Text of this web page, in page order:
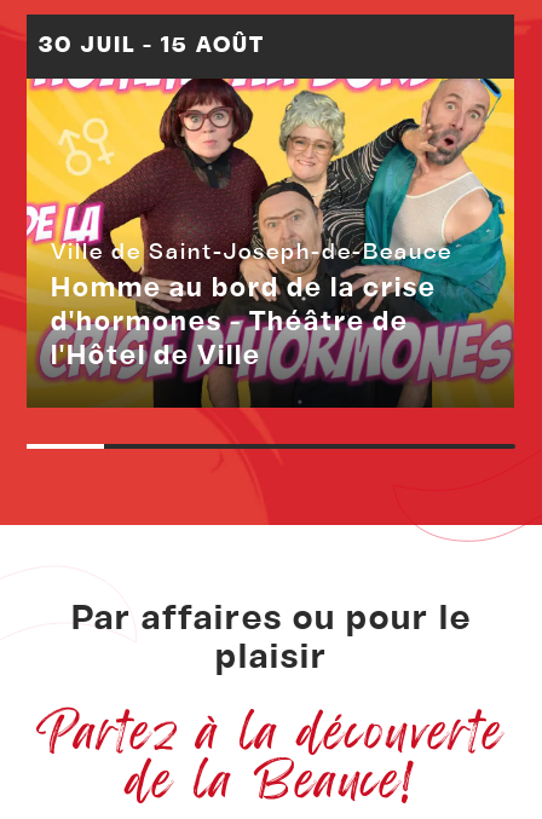
30 JUIL - 15 AOÛT
Ville de Saint-Joseph-de-Beauce
Homme au bord de la crise
d'hormones - Théâtre de
l'Hôtel de Ville
Par affaires ou pour le
plaisir
Partez à la découverte
de la Beauce!